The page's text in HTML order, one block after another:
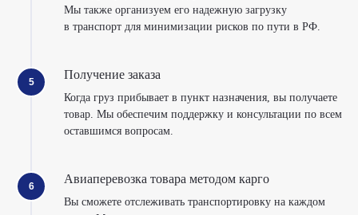
Мы также организуем его надежную загрузку
в транспорт для минимизации рисков по пути в РФ.
Получение заказа
Когда груз прибывает в пункт назначения, вы получаете
товар. Мы обеспечим поддержку и консультации по всем
оставшимся вопросам.
Авиаперевозка товара методом карго
Вы сможете отслеживать транспортировку на каждом